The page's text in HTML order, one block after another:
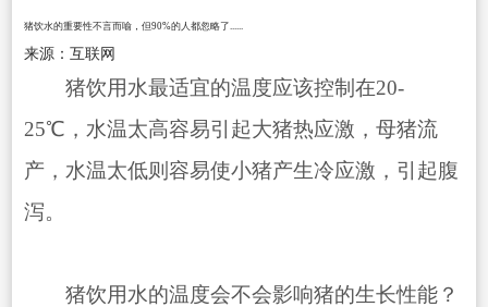
猪饮水的重要性不言而喻，但90%的人都忽略了......
来源：互联网
猪饮用水最适宜的温度应该控制在20-
25℃，水温太高容易引起大猪热应激，母猪流
产，水温太低则容易使小猪产生冷应激，引起腹
泻。
猪饮用水的温度会不会影响猪的生长性能？